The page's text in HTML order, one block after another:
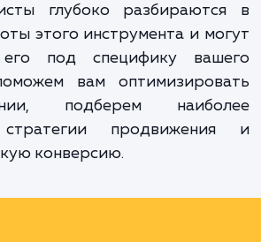
товаров.
использования нашей
Прежде всего, это
профессионалов,
работы с Яндекс
этого инструмента и